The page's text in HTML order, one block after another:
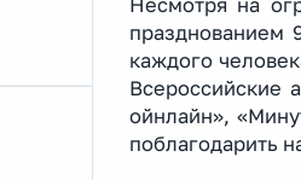
Несмотря на
празднованием
каждого
Всероссийские
ойнлайн»,
поблагодарить